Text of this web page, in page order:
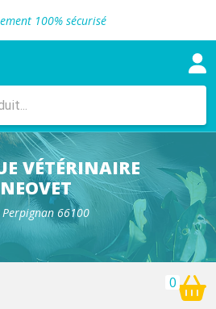
100% sécurisé
en clinique vétérinaire
de croquettes vétérinaire
en clinique vétérinaire
gratuit en clinique
de croquettes vétérinaire
VÉTÉRINAIRE
NEOVET
Perpignan 66100
0